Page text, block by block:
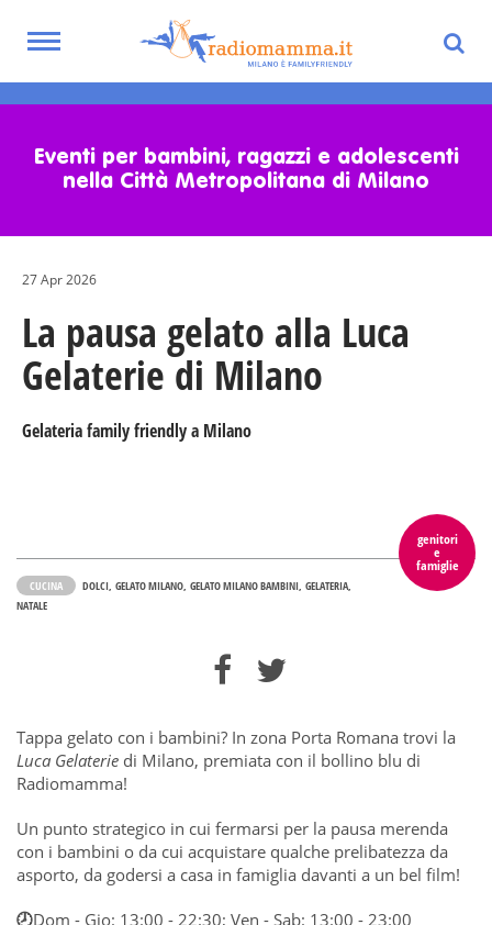
content
Toggle
Eventi per bambini, ragazzi e adolescenti
nella Città Metropolitana di Milano
27 Apr 2026
La pausa gelato alla Luca
Gelaterie di Milano
Gelateria family friendly a Milano
genitori
e
famiglie
CUCINA DOLCI GELATO MILANO GELATO MILANO BAMBINI GELATERIA
NATALE
Tappa gelato con i bambini? In zona Porta Romana trovi la
Luca Gelaterie di Milano, premiata con il bollino blu di
Radiomamma!
Un punto strategico in cui fermarsi per la pausa merenda
con i bambini o da cui acquistare qualche prelibatezza da
asporto, da godersi a casa in famiglia davanti a un bel film!
🕗Dom - Gio: 13:00 - 22:30; Ven - Sab: 13:00 - 23:00